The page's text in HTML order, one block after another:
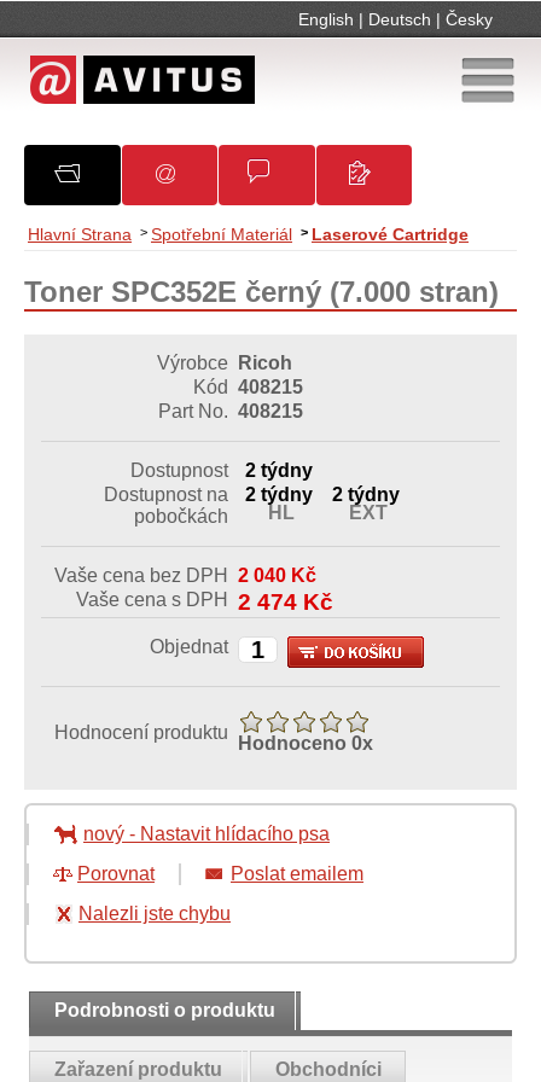
Hlavní Strana > Spotřební Materiál > Laserové Cartridge
Toner SPC352E černý (7.000 stran)
Výrobce
Ricoh
Kód 408215
Part No. 408215
Dostupnost
2 týdny
Dostupnost na
pobočkách
2 týdny
HL
2 týdny
EXT
Vaše cena bez DPH 2 040 Kč
Vaše cena s DPH
2 474 Kč
Objednat
Hodnocení produktu
Hodnoceno 0x
nový - Nastavit hlídacího psa
Porovnat
Poslat emailem
Nalezli jste chybu
Podrobnosti o produktu
Zařazení produktu Obchodníci
English | Deutsch | Česky